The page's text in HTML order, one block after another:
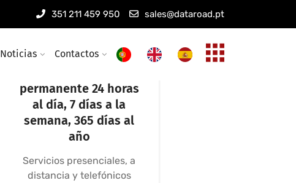
351 211 459 950 sales@dataroad.pt
Noticias Contactos
Asistencia
permanente 24 horas
al día, 7 días a la
semana, 365 días al
año
Servicios presenciales, a
distancia y telefónicos